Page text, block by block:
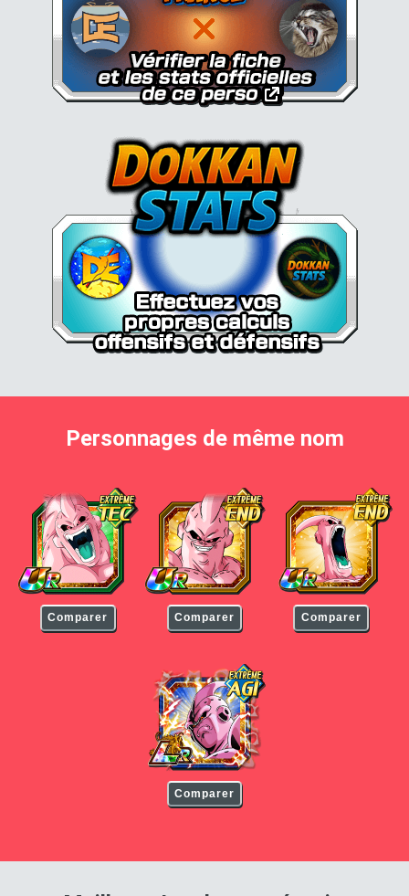
Personnages de même nom
Comparer Comparer Comparer
Comparer